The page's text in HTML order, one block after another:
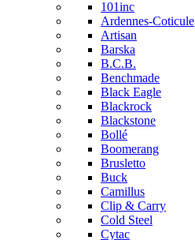
101inc
Ardennes-Coticule
Artisan
Barska
B.C.B.
Benchmade
Black Eagle
Blackrock
Blackstone
Bollé
Boomerang
Brusletto
Buck
Camillus
Clip & Carry
Cold Steel
Cytac